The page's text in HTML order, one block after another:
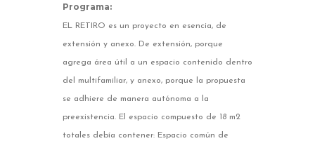
Programa:
EL RETIRO es un proyecto en esencia, de
extensión y anexo. De extensión, porque
agrega área útil a un espacio contenido dentro
del multifamiliar, y anexo, porque la propuesta
se adhiere de manera autónoma a la
preexistencia. El espacio compuesto de 18 m2
totales debía contener: Espacio común de